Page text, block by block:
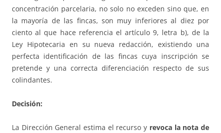
concentración parcelaria, no solo no exceden sino que, en
la mayoría de las fincas, son muy inferiores al diez por
ciento al que hace referencia el artículo 9, letra b), de la
Ley Hipotecaria en su nueva redacción, existiendo una
perfecta identificación de las fincas cuya inscripción se
pretende y una correcta diferenciación respecto de sus
colindantes.
Decisión:
La Dirección General estima el recurso y revoca la nota de